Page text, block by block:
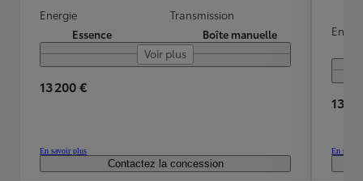
Energie
Essence
Transmission
Boîte manuelle
Voir plus
13 200 €
En savoir plus
Contactez la concession
13
En